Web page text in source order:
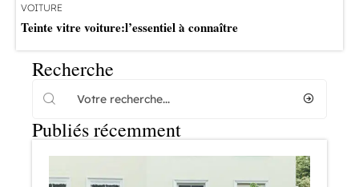
VOITURE
Teinte vitre voiture:l’essentiel à connaître
Recherche
Publiés récemment